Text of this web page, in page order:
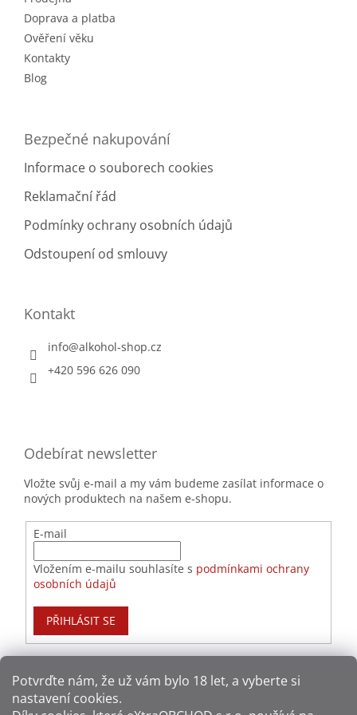
Potvrďte nám​​, že už vám bylo 18 let, a vyberte si
nastavení cookies.
Doprava a platba
Ověření věku
Kontakty
Blog
Bezpečné nakupování
Informace o souborech cookies
Reklamační řád
Podmínky ochrany osobních údajů
Odstoupení od smlouvy
Kontakt
info@alkohol-shop.cz
+420 596 626 090
Odebírat newsletter
Vložte svůj e-mail a my vám budeme zasílat informace o
nových produktech na našem e-shopu.
E-mail
Vložením e-mailu souhlasíte s podmínkami ochrany
osobních údajů
PŘIHLÁSIT SE